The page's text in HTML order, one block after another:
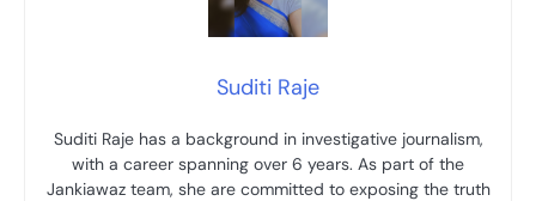
Suditi Raje
Suditi Raje has a background in investigative journalism,
with a career spanning over 6 years. As part of the
Jankiawaz team, she are committed to exposing the truth